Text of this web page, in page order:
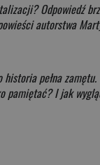
Odpowiedź
autorstwa
pełna
I jak